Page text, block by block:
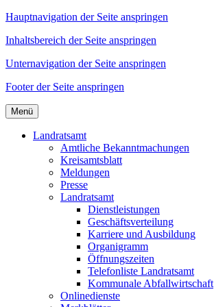
Hauptnavigation der Seite anspringen
Inhaltsbereich der Seite anspringen
Unternavigation der Seite anspringen
Footer der Seite anspringen
Menü
Landratsamt
Amtliche Bekanntmachungen
Kreisamtsblatt
Meldungen
Presse
Landratsamt
Dienstleistungen
Geschäftsverteilung
Karriere und Ausbildung
Organigramm
Öffnungszeiten
Telefonliste Landratsamt
Kommunale Abfallwirtschaft
Onlinedienste